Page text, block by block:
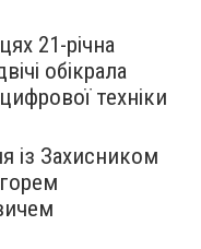
21-річна
обікрала
техніки
із Захисником